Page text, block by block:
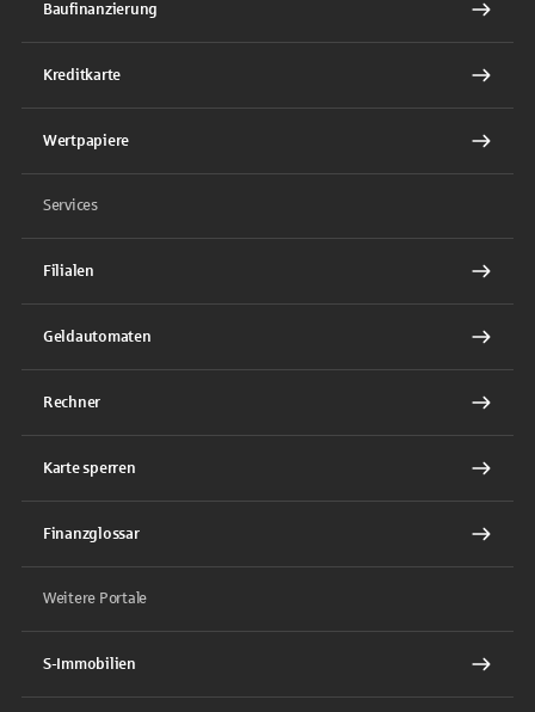
Baufinanzierung
Kreditkarte
Wertpapiere
Services
Filialen
Geldautomaten
Rechner
Karte sperren
Finanzglossar
Weitere Portale
S-Immobilien